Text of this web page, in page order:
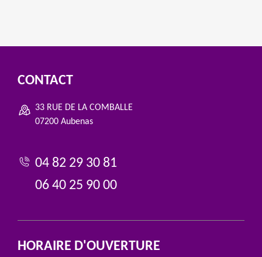
CONTACT
33 RUE DE LA COMBALLE
07200 Aubenas
04 82 29 30 81
06 40 25 90 00
HORAIRE D'OUVERTURE